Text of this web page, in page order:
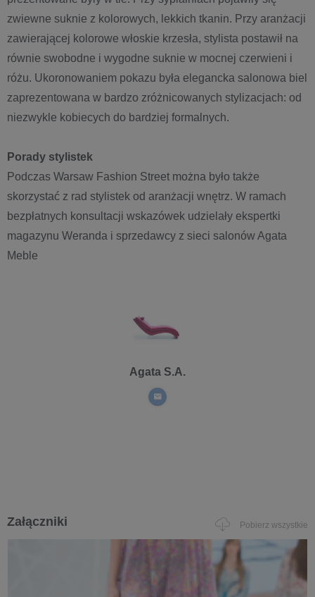
zwiewne suknie z kolorowych, lekkich tkanin. Przy aranżacji
zawierającej kolorowe włoskie krzesła, stylista postawił na
równie swobodne i wygodne suknie w mocnej czerwieni i
różu. Ukoronowaniem pokazu była elegancka salonowa biel
zaprezentowana w bardzo zróżnicowanych stylizacjach: od
niezwykle kobiecych do bardziej formalnych.
Porady stylistek
Podczas Warsaw Fashion Street można było także
skorzystać z rad stylistek od aranżacji wnętrz. W ramach
bezpłatnych konsultacji wskazówek udzielały ekspertki
magazynu Weranda i sprzedawcy z sieci salonów Agata
Meble
Agata S.A.
Załączniki Pobierz wszystkie